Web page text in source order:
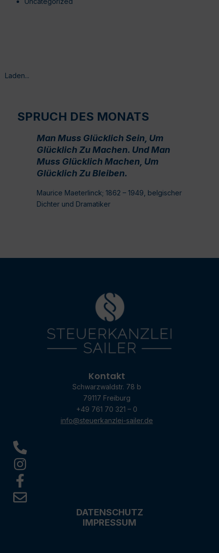
Laden...
SPRUCH DES MONATS
Man Muss Glücklich Sein, Um
Glücklich Zu Machen. Und Man
Muss Glücklich Machen, Um
Glücklich Zu Bleiben.
Maurice Maeterlinck; 1862 – 1949, belgischer
Dichter und Dramatiker
Kontakt
Schwarzwaldstr. 78 b
79117 Freiburg
+49 761 70 321 – 0
info@steuerkanzlei-sailer.de
DATENSCHUTZ
IMPRESSUM